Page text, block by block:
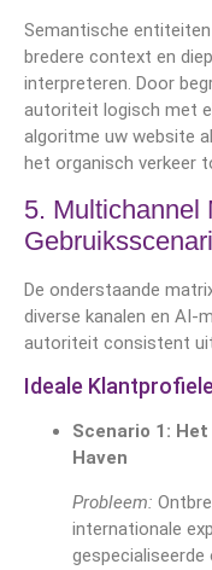
Semantische
bredere context en
interpreteren. Door
autoriteit logisch met
algoritme uw website
het organisch verkeer
5. Multichannel
De onderstaande
diverse kanalen en AI-
autoriteit consistent
Ideale
Scenario 1:
Haven
Probleem:
internationale
gespecialiseerde